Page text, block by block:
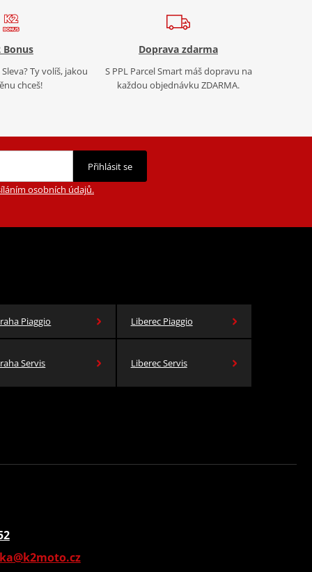
Bonus
Ty volíš, jakou
chceš!
Doprava zdarma
S PPL Parcel Smart máš dopravu na
každou objednávku ZDARMA.
Přihlásit se
osobních údajů.
Piaggio Liberec Piaggio
Servis Liberec Servis